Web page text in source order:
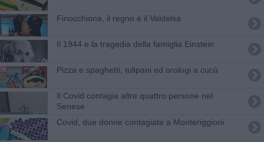
Finocchiona, il regno è il Valdelsa
​Il 1944 e la tragedia della famiglia Einstein
​Pizza e spaghetti, tulipani ed orologi a cucù
Il Covid contagia altre quattro persone nel
Senese
Covid, due donne contagiate a Monteriggioni